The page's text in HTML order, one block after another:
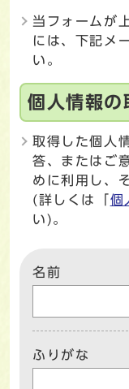
当フォームが
には、下記メ
い。
個人情報の
取得した個人
答、またはご
めに利用し、
(詳しくは「個
い)。
名前
ふりがな